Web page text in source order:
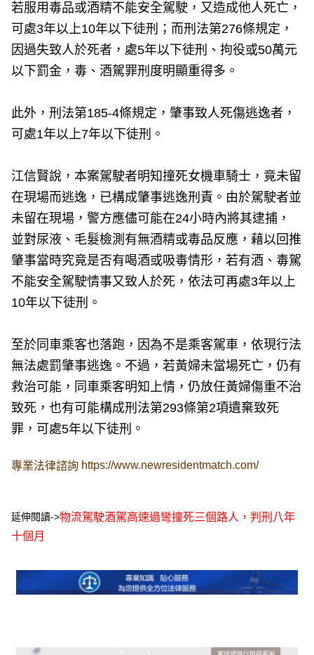
若服用毒品或酒精不能安全駕駛，又造成他人死亡，
可處3年以上10年以下徒刑；而刑法第276條規定，
因過失致人於死者，處5年以下徒刑、拘役或50萬元
以下罰金，毒、酒駕罪刑度明顯重得多。
此外，刑法第185-4條規定，肇事致人死傷逃逸者，
可處1年以上7年以下徒刑。
江信賢說，本案駕駛者明知撞死女機車騎士，竟未留
在現場而逃逸，已構成肇事逃逸刑責。由於駕駛者並
未留在現場，警方應儘可能在24小時內將其逮捕，
並對尿液、毛髮檢測有無酒精或毒品反應，藉以回推
肇事當時究竟是否有喝酒或吸毒情形，若有酒、毒駕
不能安全駕駛情事又致人於死，依法可再處3年以上
10年以下徒刑。
至於同車乘客也落跑，因為不是乘客駕車，依現行法
無法處罰肇事逃逸。不過，若黃婦未當場死亡，仍有
救治可能，同車乘客明知上情，仍放任黃婦傷重不治
致死，也有可能構成刑法第293條第2項遺棄致死
罪，可處5年以下徒刑。
專業法律諮詢 https://www.newresidentmatch.com/
延伸閱讀->物流駕駛酒駕高速過彎撞死三個路人，判刑八年
十個月